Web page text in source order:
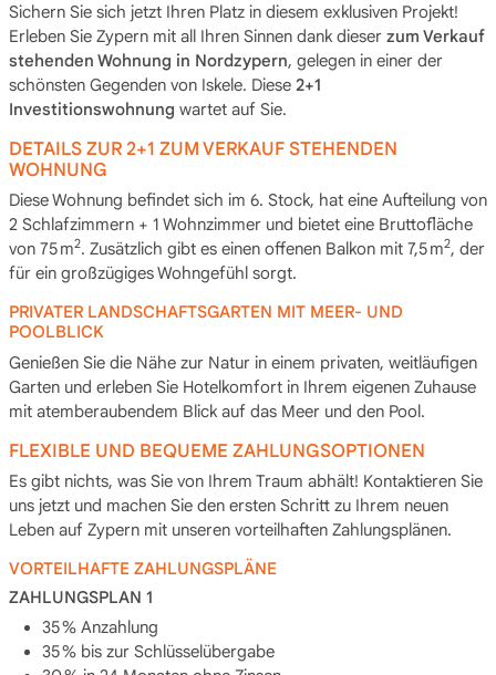
Sichern Sie sich jetzt Ihren Platz in diesem exklusiven Projekt!
Erleben Sie Zypern mit all Ihren Sinnen dank dieser zum Verkauf
stehenden Wohnung in Nordzypern, gelegen in einer der
schönsten Gegenden von Iskele. Diese 2+1
Investitionswohnung wartet auf Sie.
DETAILS ZUR 2+1 ZUM VERKAUF STEHENDEN
WOHNUNG
Diese Wohnung befindet sich im 6. Stock, hat eine Aufteilung von
2 Schlafzimmern + 1 Wohnzimmer und bietet eine Bruttofläche
von 75 m2. Zusätzlich gibt es einen offenen Balkon mit 7,5 m2, der
für ein großzügiges Wohngefühl sorgt.
PRIVATER LANDSCHAFTSGARTEN MIT MEER- UND
POOLBLICK
Genießen Sie die Nähe zur Natur in einem privaten, weitläufigen
Garten und erleben Sie Hotelkomfort in Ihrem eigenen Zuhause
mit atemberaubendem Blick auf das Meer und den Pool.
FLEXIBLE UND BEQUEME ZAHLUNGSOPTIONEN
Es gibt nichts, was Sie von Ihrem Traum abhält! Kontaktieren Sie
uns jetzt und machen Sie den ersten Schritt zu Ihrem neuen
Leben auf Zypern mit unseren vorteilhaften Zahlungsplänen.
VORTEILHAFTE ZAHLUNGSPLÄNE
ZAHLUNGSPLAN 1
35 % Anzahlung
35 % bis zur Schlüsselübergabe